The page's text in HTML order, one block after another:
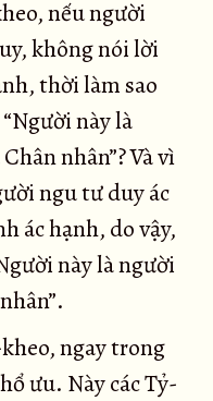
nếu người
không nói lời
thời làm sao
này là
nhân”? Và vì
ngu tư duy ác
ác hạnh, do vậy,
này là người
ngay trong
ưu. Này các Tỷ-